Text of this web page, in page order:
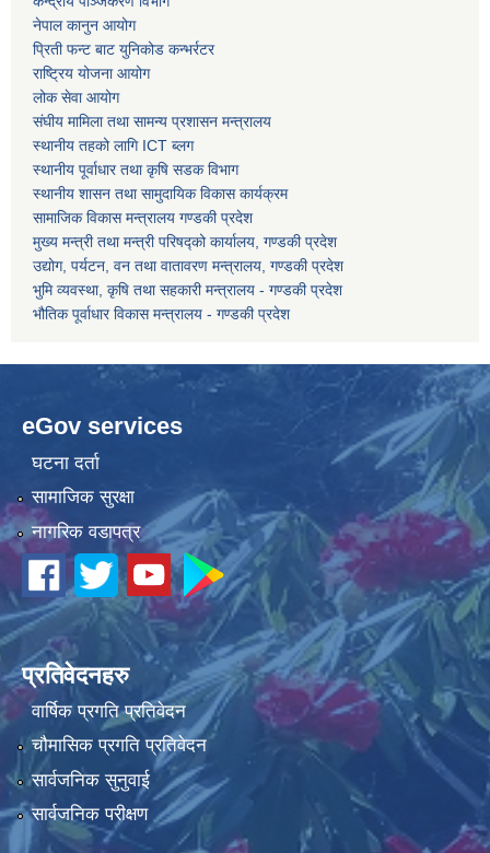
नेपाल कानुन आयोग
प्रिती फन्ट बाट युनिकोड कन्भर्रटर
राष्ट्रिय योजना आयोग
लोक सेवा आयोग
संघीय मामिला तथा सामन्य प्रशासन मन्त्रालय
स्थानीय तहको लागि ICT ब्लग
स्थानीय पूर्वाधार तथा कृषि सडक विभाग
स्थानीय शासन तथा सामुदायिक विकास कार्यक्रम
सामाजिक विकास मन्त्रालय गण्डकी प्रदेश
मुख्य मन्त्री तथा मन्त्री परिषद्को कार्यालय, गण्डकी प्रदेश
उद्योग, पर्यटन, वन तथा वातावरण मन्त्रालय, गण्डकी प्रदेश
भुमि व्यवस्था, कृषि तथा सहकारी मन्त्रालय - गण्डकी प्रदेश
भौतिक पूर्वाधार विकास मन्त्रालय - गण्डकी प्रदेश
eGov services
घटना दर्ता
सामाजिक सुरक्षा
नागरिक वडापत्र
प्रतिवेदनहरु
वार्षिक प्रगति प्रतिवेदन
चौमासिक प्रगति प्रतिवेदन
सार्वजनिक सुनुवाई
सार्वजनिक परीक्षण